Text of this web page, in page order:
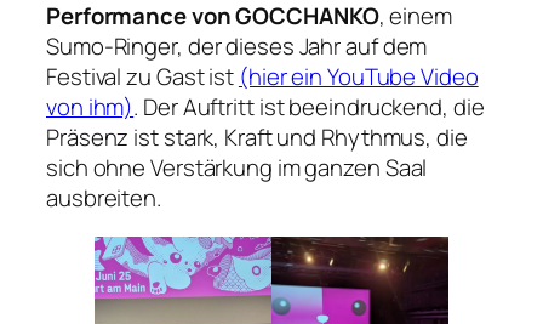
Performance von GOCCHANKO, einem
Sumo-Ringer, der dieses Jahr auf dem
Festival zu Gast ist (hier ein YouTube Video
von ihm). Der Auftritt ist beeindruckend, die
Präsenz ist stark, Kraft und Rhythmus, die
sich ohne Verstärkung im ganzen Saal
ausbreiten.